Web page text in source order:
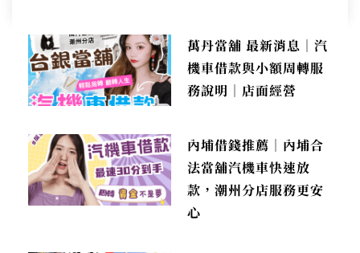
萬丹當舖 最新消息｜汽
機車借款與小額周轉服
務說明｜店面經營
內埔借錢推薦｜內埔合
法當舖汽機車快速放
款，潮州分店服務更安
心